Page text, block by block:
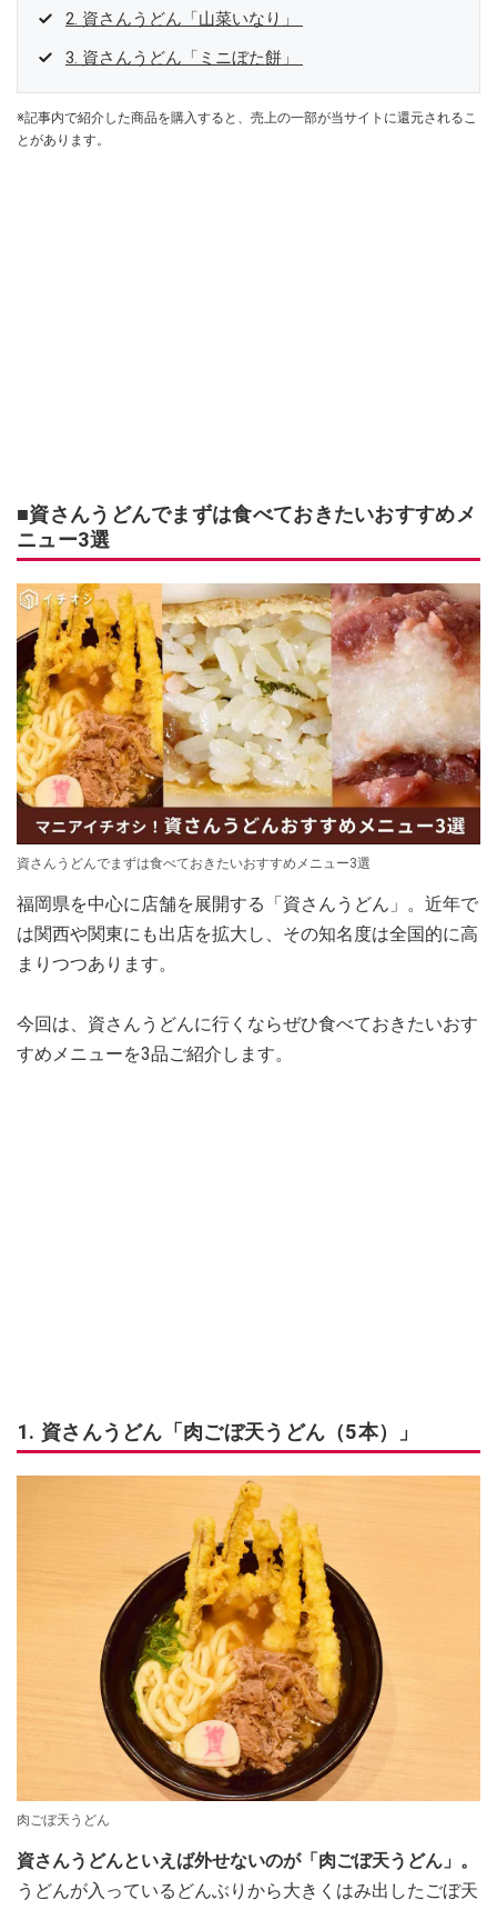
2. 資さんうどん「山菜いなり」
3. 資さんうどん「ミニぼた餅」
※記事内で紹介した商品を購入すると、売上の一部が当サイトに還元されるこ
とがあります。
■資さんうどんでまずは食べておきたいおすすめメ
ニュー3選
資さんうどんでまずは食べておきたいおすすめメニュー3選
福岡県を中心に店舗を展開する「資さんうどん」。近年で
は関西や関東にも出店を拡大し、その知名度は全国的に高
まりつつあります。
今回は、資さんうどんに行くならぜひ食べておきたいおす
すめメニューを3品ご紹介します。
1. 資さんうどん「肉ごぼ天うどん（5本）」
肉ごぼ天うどん
資さんうどんといえば外せないのが「肉ごぼ天うどん」。
うどんが入っているどんぶりから大きくはみ出したごぼ天